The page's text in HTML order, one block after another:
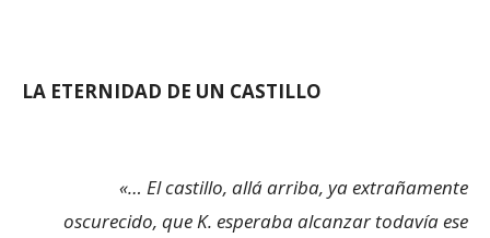
LA ETERNIDAD DE UN CASTILLO
«… El castillo, allá arriba, ya extrañamente
oscurecido, que K. esperaba alcanzar todavía ese